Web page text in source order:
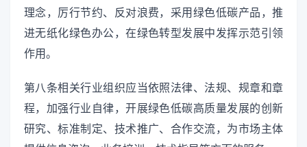
理念，厉行节约、反对浪费，采用绿色低碳产品，推
进无纸化绿色办公，在绿色转型发展中发挥示范引领
作用。
第八条相关行业组织应当依照法律、法规、规章和章
程，加强行业自律，开展绿色低碳高质量发展的创新
研究、标准制定、技术推广、合作交流，为市场主体